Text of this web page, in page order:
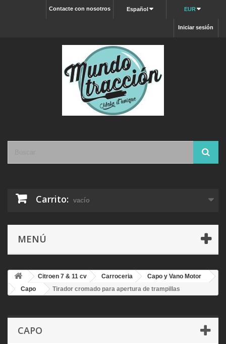
EUR
Español
Contacte con nosotros
Iniciar sesión
Carrito: vacío
MENÚ
Citroen 7 & 11 cv Carroceria
Capo y Vano Motor
Capo
Tirador cromado para apertura de trampillas
CAPO